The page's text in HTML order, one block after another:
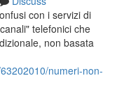
con i servizi di
telefonici che
non basata
numeri-non-